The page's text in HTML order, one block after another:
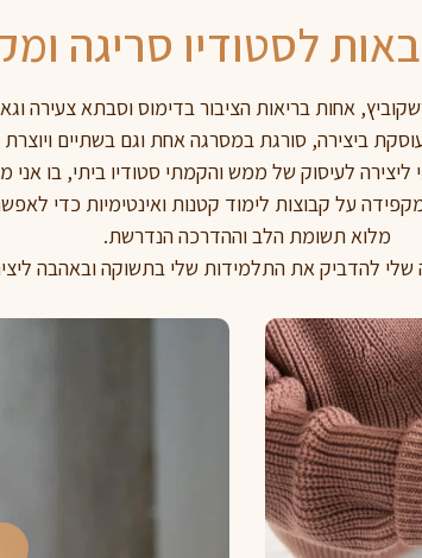
לסטודיו סריגה
אחות בריאות הציבור בדימוס וסבתא צעירה
ביצירה, סורגת במסרגה אחת וגם בשתיים
לעיסוק של ממש והקמתי סטודיו ביתי, בו
על קבוצות לימוד קטנות ואינטימיות כדי
מלוא תשומת הלב וההדרכה הנדרשת.
להדביק את התלמידות שלי בתשוקה ובאהבה